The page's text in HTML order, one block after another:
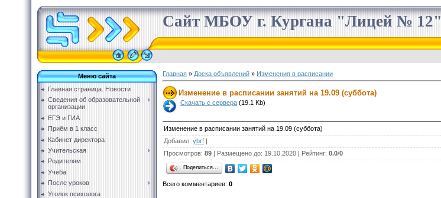
Сайт МБОУ г. Кургана "Лицей № 12"
Меню сайта
Главная страница. Новости
Сведения об образовательной
организации
ЕГЭ и ГИА
Приём в 1 класс
Кабинет директора
Учительская
Родителям
Учёба
После уроков
Уголок психолога
Главная » Доска объявлений » Изменения в расписании
Изменение в расписании занятий на 19.09 (суббота)
Скачать с сервера (19.1 Kb)
Изменение в расписании занятий на 19.09 (суббота)
Добавил: ybrf |
Просмотров: 89 | Размещено до: 19.10.2020 | Рейтинг: 0.0/0
Поделиться…
Всего комментариев: 0